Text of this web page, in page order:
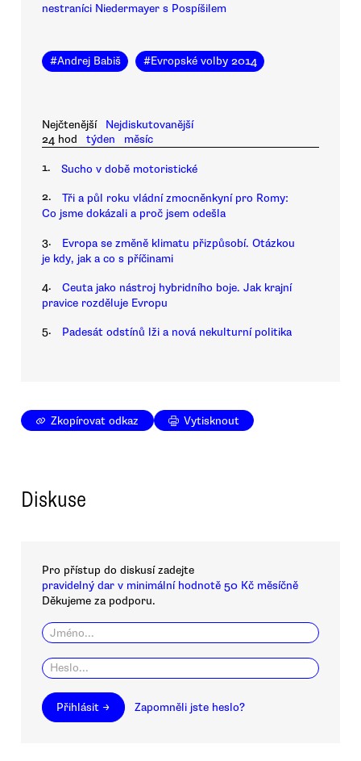
nestraníci Niedermayer s Pospíšilem
#Andrej Babiš #Evropské volby 2014
Nejčtenější
Nejdiskutovanější
24 hod
týden měsíc
1. Sucho v době motoristické
2.
Tři a půl roku vládní zmocněnkyní pro Romy:
Co jsme dokázali a proč jsem odešla
3.
Evropa se změně klimatu přizpůsobí. Otázkou
je kdy, jak a co s příčinami
4.
Ceuta jako nástroj hybridního boje. Jak krajní
pravice rozděluje Evropu
5. Padesát odstínů lži a nová nekulturní politika
Zkopírovat odkaz Vytisknout
Diskuse
Pro přístup do diskusí zadejte
pravidelný dar v minimální hodnotě 50 Kč měsíčně
Děkujeme za podporu.
Přihlásit → Zapomněli jste heslo?